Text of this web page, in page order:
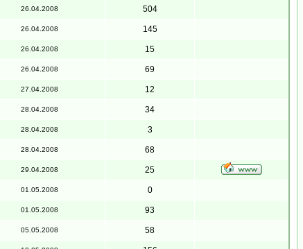
26.04.2008 504
26.04.2008 145
26.04.2008 15
26.04.2008 69
27.04.2008 12
28.04.2008 34
28.04.2008 3
28.04.2008 68
29.04.2008 25
01.05.2008 0
01.05.2008 93
05.05.2008 58